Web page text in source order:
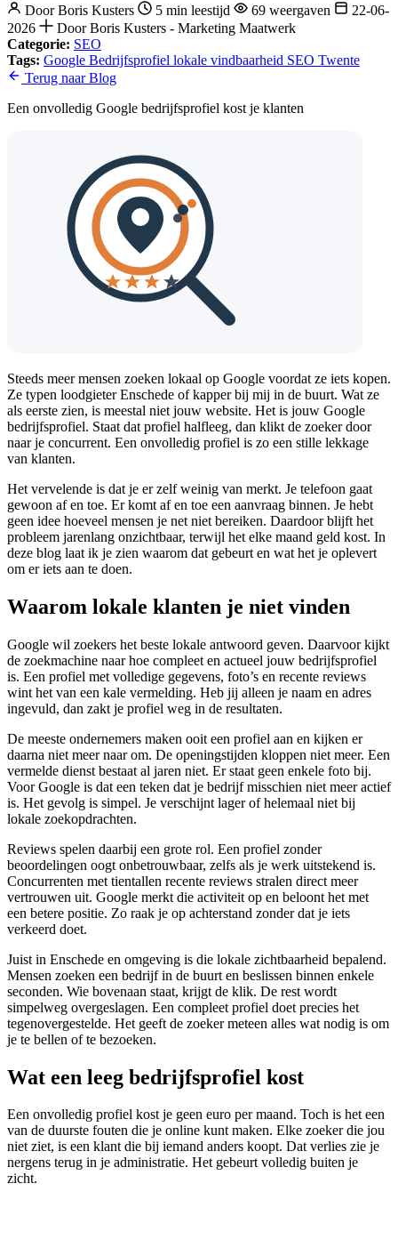
DoorBoris Kusters 5 min leestijd 69 weergaven
22-06-
2026
Door Boris Kusters - Marketing Maatwerk
Categorie: SEO
Tags: Google Bedrijfsprofiel lokale vindbaarheid SEO Twente
Terug naar Blog
Een onvolledig Google bedrijfsprofiel kost je klanten
Steeds meer mensen zoeken lokaal op Google voordat ze iets kopen.
Ze typen loodgieter Enschede of kapper bij mij in de buurt. Wat ze
als eerste zien, is meestal niet jouw website. Het is jouw Google
bedrijfsprofiel. Staat dat profiel halfleeg, dan klikt de zoeker door
naar je concurrent. Een onvolledig profiel is zo een stille lekkage
van klanten.
Het vervelende is dat je er zelf weinig van merkt. Je telefoon gaat
gewoon af en toe. Er komt af en toe een aanvraag binnen. Je hebt
geen idee hoeveel mensen je net niet bereiken. Daardoor blijft het
probleem jarenlang onzichtbaar, terwijl het elke maand geld kost. In
deze blog laat ik je zien waarom dat gebeurt en wat het je oplevert
om er iets aan te doen.
Waarom lokale klanten je niet vinden
Google wil zoekers het beste lokale antwoord geven. Daarvoor kijkt
de zoekmachine naar hoe compleet en actueel jouw bedrijfsprofiel
is. Een profiel met volledige gegevens, foto’s en recente reviews
wint het van een kale vermelding. Heb jij alleen je naam en adres
ingevuld, dan zakt je profiel weg in de resultaten.
De meeste ondernemers maken ooit een profiel aan en kijken er
daarna niet meer naar om. De openingstijden kloppen niet meer. Een
vermelde dienst bestaat al jaren niet. Er staat geen enkele foto bij.
Voor Google is dat een teken dat je bedrijf misschien niet meer actief
is. Het gevolg is simpel. Je verschijnt lager of helemaal niet bij
lokale zoekopdrachten.
Reviews spelen daarbij een grote rol. Een profiel zonder
beoordelingen oogt onbetrouwbaar, zelfs als je werk uitstekend is.
Concurrenten met tientallen recente reviews stralen direct meer
vertrouwen uit. Google merkt die activiteit op en beloont het met
een betere positie. Zo raak je op achterstand zonder dat je iets
verkeerd doet.
Juist in Enschede en omgeving is die lokale zichtbaarheid bepalend.
Mensen zoeken een bedrijf in de buurt en beslissen binnen enkele
seconden. Wie bovenaan staat, krijgt de klik. De rest wordt
simpelweg overgeslagen. Een compleet profiel doet precies het
tegenovergestelde. Het geeft de zoeker meteen alles wat nodig is om
je te bellen of te bezoeken.
Wat een leeg bedrijfsprofiel kost
Een onvolledig profiel kost je geen euro per maand. Toch is het een
van de duurste fouten die je online kunt maken. Elke zoeker die jou
niet ziet, is een klant die bij iemand anders koopt. Dat verlies zie je
nergens terug in je administratie. Het gebeurt volledig buiten je
zicht.